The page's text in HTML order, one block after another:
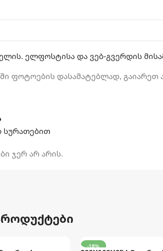
ჯერ არ არის.
ელფოსტისა და ვებ-გვერდის
ფოტოების დასამატებლად, გაიარეთ
-18%